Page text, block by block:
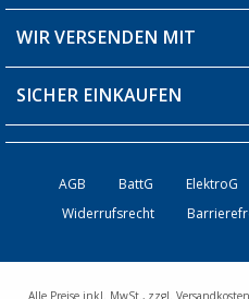
Über uns
Versandinformationen
Bestellstatus
Kontakt
WIR VERSENDEN MIT
SICHER EINKAUFEN
AGB BattG ElektroG
Widerrufsrecht